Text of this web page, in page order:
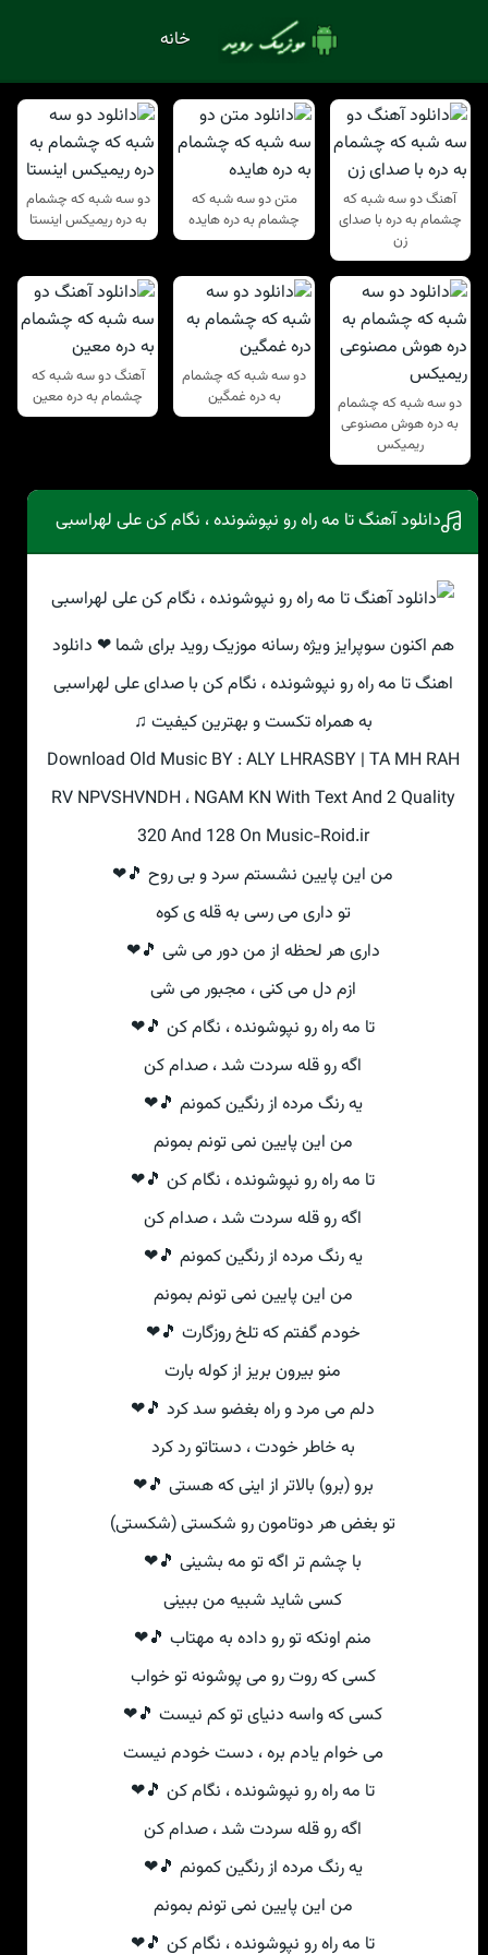
خانه
آهنگ دو سه شبه که
چشمام به دره با صدای
زن
متن دو سه شبه که
چشمام به دره هایده
دو سه شبه که چشمام
به دره ریمیکس اینستا
دو سه شبه که چشمام
به دره هوش مصنوعی
ریمیکس
دو سه شبه که چشمام
به دره غمگین
آهنگ دو سه شبه که
چشمام به دره معین
دانلود آهنگ تا مه راه رو نپوشونده ، نگام کن علی لهراسبی
هم اکنون سوپرایز ویژه رسانه موزیک روید برای شما ❤ دانلود
اهنگ تا مه راه رو نپوشونده ، نگام کن با صدای علی لهراسبی
به همراه تکست و بهترین کیفیت ♫
Download Old Music BY : ALY LHRASBY | TA MH RAH
RV NPVSHVNDH ، NGAM KN With Text And 2 Quality
320 And 128 On Music-Roid.ir
من این پایین نشستم سرد و بی روح 🎵❤
تو داری می رسی به قله ی کوه
داری هر لحظه از من دور می شی 🎵❤
ازم دل می کنی ، مجبور می شی
تا مه راه رو نپوشونده ، نگام کن 🎵❤
اگه رو قله سردت شد ، صدام کن
یه رنگ مرده از رنگین کمونم 🎵❤
من این پایین نمی تونم بمونم
تا مه راه رو نپوشونده ، نگام کن 🎵❤
اگه رو قله سردت شد ، صدام کن
یه رنگ مرده از رنگین کمونم 🎵❤
من این پایین نمی تونم بمونم
خودم گفتم که تلخ روزگارت 🎵❤
منو بیرون بریز از کوله بارت
دلم می مرد و راه بغضو سد کرد 🎵❤
به خاطر خودت ، دستاتو رد کرد
برو (برو) بالاتر از اینی که هستی 🎵❤
تو بغض هر دوتامون رو شکستی (شکستی)
با چشم تر اگه تو مه بشینی 🎵❤
کسی شاید شبیه من ببینی
منم اونکه تو رو داده به مهتاب 🎵❤
کسی که روت رو می پوشونه تو خواب
کسی که واسه دنیای تو کم نیست 🎵❤
می خوام یادم بره ، دست خودم نیست
تا مه راه رو نپوشونده ، نگام کن 🎵❤
اگه رو قله سردت شد ، صدام کن
یه رنگ مرده از رنگین کمونم 🎵❤
من این پایین نمی تونم بمونم
تا مه راه رو نپوشونده ، نگام کن 🎵❤